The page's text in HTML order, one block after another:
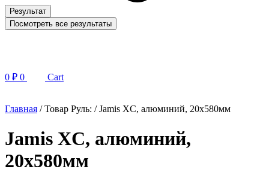
Результат
Посмотреть все результаты
0 ₽ 0 Cart
Главная / Товар Руль: / Jamis XC, алюминий, 20x580мм
Jamis XC, алюминий,
20x580мм